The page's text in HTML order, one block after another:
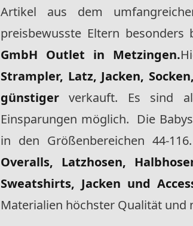
Artikel aus dem
preisbewusste Eltern besonders
GmbH Outlet in Metzingen.
Strampler, Latz, Jacken,
günstigerverkauft. Es sind
Einsparungen möglich. Die
in den Größenbereichen 44-
Overalls, Latzhosen,
Sweatshirts, Jacken und
Materialien höchster Qualität und